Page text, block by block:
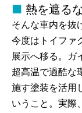
熱を遮る
そんな車内を抜
今度はトイファ
展示へ移る。ガ
超高温で過酷な
施す塗装を活用
いうこと。実際